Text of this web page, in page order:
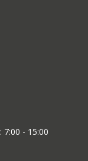
7:00 - 15:00